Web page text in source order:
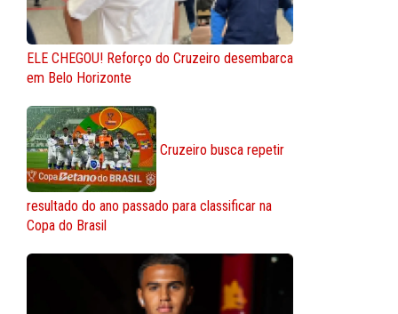
ELE CHEGOU! Reforço do Cruzeiro desembarca
em Belo Horizonte
Cruzeiro busca repetir
resultado do ano passado para classificar na
Copa do Brasil